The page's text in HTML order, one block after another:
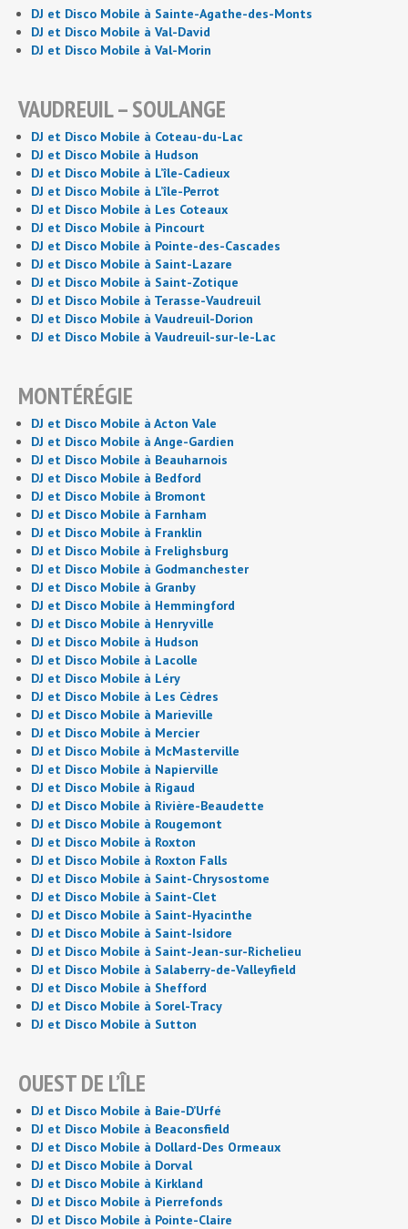
DJ et Disco Mobile à Sainte-Agathe-des-Monts
DJ et Disco Mobile à Val-David
DJ et Disco Mobile à Val-Morin
VAUDREUIL – SOULANGE
DJ et Disco Mobile à Coteau-du-Lac
DJ et Disco Mobile à Hudson
DJ et Disco Mobile à L’île-Cadieux
DJ et Disco Mobile à L’île-Perrot
DJ et Disco Mobile à Les Coteaux
DJ et Disco Mobile à Pincourt
DJ et Disco Mobile à Pointe-des-Cascades
DJ et Disco Mobile à Saint-Lazare
DJ et Disco Mobile à Saint-Zotique
DJ et Disco Mobile à Terasse-Vaudreuil
DJ et Disco Mobile à Vaudreuil-Dorion
DJ et Disco Mobile à Vaudreuil-sur-le-Lac
MONTÉRÉGIE
DJ et Disco Mobile à Acton Vale
DJ et Disco Mobile à Ange-Gardien
DJ et Disco Mobile à Beauharnois
DJ et Disco Mobile à Bedford
DJ et Disco Mobile à Bromont
DJ et Disco Mobile à Farnham
DJ et Disco Mobile à Franklin
DJ et Disco Mobile à Frelighsburg
DJ et Disco Mobile à Godmanchester
DJ et Disco Mobile à Granby
DJ et Disco Mobile à Hemmingford
DJ et Disco Mobile à Henryville
DJ et Disco Mobile à Hudson
DJ et Disco Mobile à Lacolle
DJ et Disco Mobile à Léry
DJ et Disco Mobile à Les Cèdres
DJ et Disco Mobile à Marieville
DJ et Disco Mobile à Mercier
DJ et Disco Mobile à McMasterville
DJ et Disco Mobile à Napierville
DJ et Disco Mobile à Rigaud
DJ et Disco Mobile à Rivière-Beaudette
DJ et Disco Mobile à Rougemont
DJ et Disco Mobile à Roxton
DJ et Disco Mobile à Roxton Falls
DJ et Disco Mobile à Saint-Chrysostome
DJ et Disco Mobile à Saint-Clet
DJ et Disco Mobile à Saint-Hyacinthe
DJ et Disco Mobile à Saint-Isidore
DJ et Disco Mobile à Saint-Jean-sur-Richelieu
DJ et Disco Mobile à Salaberry-de-Valleyfield
DJ et Disco Mobile à Shefford
DJ et Disco Mobile à Sorel-Tracy
DJ et Disco Mobile à Sutton
OUEST DE L’ÎLE
DJ et Disco Mobile à Baie-D’Urfé
DJ et Disco Mobile à Beaconsfield
DJ et Disco Mobile à Dollard-Des Ormeaux
DJ et Disco Mobile à Dorval
DJ et Disco Mobile à Kirkland
DJ et Disco Mobile à Pierrefonds
DJ et Disco Mobile à Pointe-Claire